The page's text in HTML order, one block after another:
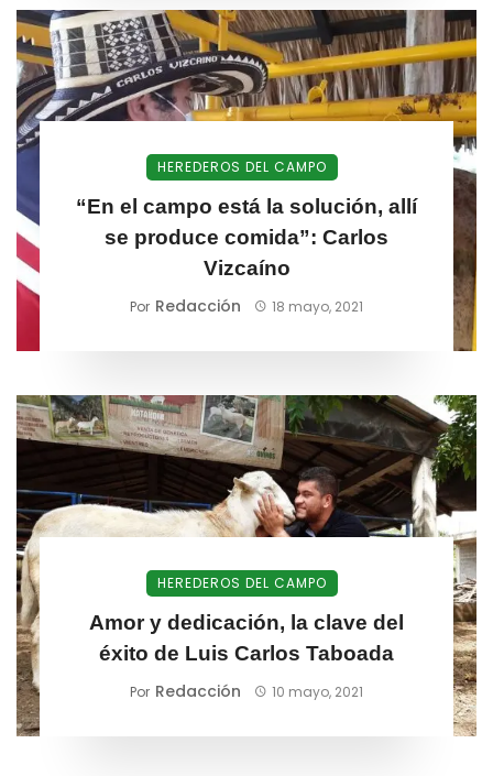
HEREDEROS DEL CAMPO
“En el campo está la solución, allí
se produce comida”: Carlos
Vizcaíno
Por Redacción 18 mayo, 2021
HEREDEROS DEL CAMPO
Amor y dedicación, la clave del
éxito de Luis Carlos Taboada
Por Redacción 10 mayo, 2021